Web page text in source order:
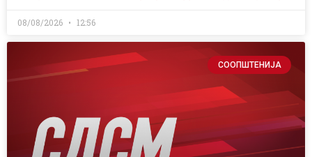
08/08/2026 12:56
СООПШТЕНИЈА